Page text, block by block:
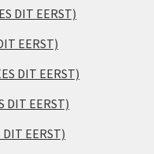
DIT EERST)
EERST)
DIT EERST)
DIT EERST)
EERST)